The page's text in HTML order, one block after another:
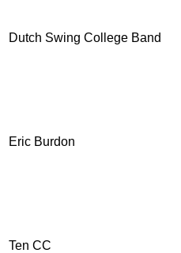
Dutch Swing College Band
Eric Burdon
Ten CC